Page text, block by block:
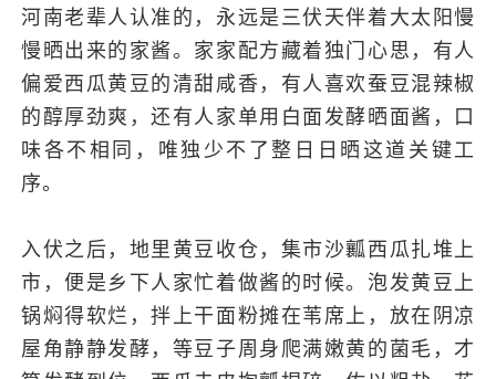
河南老辈人认准的，永远是三伏天伴着大太阳慢
慢晒出来的家酱。家家配方藏着独门心思，有人
偏爱西瓜黄豆的清甜咸香，有人喜欢蚕豆混辣椒
的醇厚劲爽，还有人家单用白面发酵晒面酱，口
味各不相同，唯独少不了整日日晒这道关键工
序。
入伏之后，地里黄豆收仓，集市沙瓤西瓜扎堆上
市，便是乡下人家忙着做酱的时候。泡发黄豆上
锅焖得软烂，拌上干面粉摊在苇席上，放在阴凉
屋角静静发酵，等豆子周身爬满嫩黄的菌毛，才